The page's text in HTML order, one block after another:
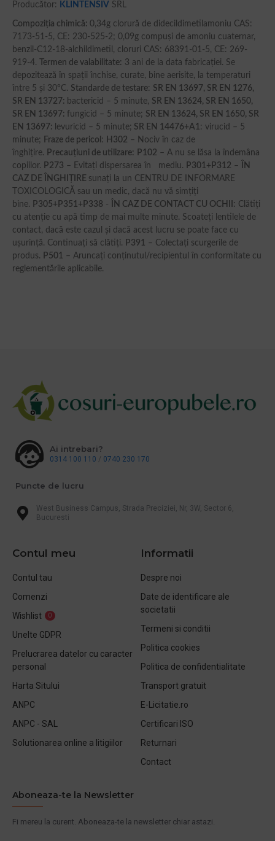
Producător: KLINTENSIV SRL
Compoziţia chimică: 0,34g clorură de didecildimetilamoniu CAS:
7173-51-5, CE: 230-525-2; 0,09g compuşi de amoniu cuaternar,
benzil-C12-18-alchildimetil, cloruri CAS: 68391-01-5, CE: 269-
919-4.
Termen de valabilitate: 3 ani de la data fabricaţiei. Se
depozitează în spaţii închise, curate, bine aerisite, la temperaturi
între 5 şi 30°C. Standarde de testare: SR EN 13697, SR EN 1276,
SR EN 13727: bactericid – 5 minute, SR EN 13624, SR EN 1650,
SR EN 13697: fungicid – 5 minute; SR EN 13624, SR EN 1650, SR
EN 13697: levuricid – 5 minute; SR EN 14476+A1: virucid – 5
minute; Fraze de pericol : H302 – Nociv în caz de
înghițire. Precauţiuni de utilizare: P102 – A nu se lăsa la îndemâna
copiilor. P273 – Evitați dispersarea în mediu. P301+P312 –
ÎN
CAZ DE ÎNGHI
IRE sunați la un CENTRU DE INFORMARE
TOXICOLOGICĂ sau un medic, dacă nu vă simțiți
bine. P305+P351+P338 - N CAZ DE CONTACT CU OCHII: Clătiţi
cu atenţie cu apă timp de mai multe minute. Scoateţi lentilele de
contact, dacă este cazul şi dacă acest lucru se poate face cu
uşurinţă. Continuaţi să clătiţi. P391 – Colectați scurgerile de
produs. P501 – Aruncați conținutul/recipientul în conformitate cu
reglementările aplicabile.
Ai intrebari?
0314 100 110 / 0740 230 170
Puncte de lucru
West Business Campus, Strada Preciziei, Nr, 3W, Sector 6,
Bucuresti
Contul meu
Contul tau
Comenzi
Wishlist
0
Unelte GDPR
Prelucrarea datelor cu caracter
personal
Harta Sitului
ANPC
ANPC - SAL
Solutionarea online a litigiilor
Informatii
Despre noi
Date de identificare ale
societatii
Termeni si conditii
Politica cookies
Politica de confidentialitate
Transport gratuit
E-Licitatie.ro
Certificari ISO
Returnari
Contact
Aboneaza-te la Newsletter
Fi mereu la curent. Aboneaza-te la newsletter chiar astazi.